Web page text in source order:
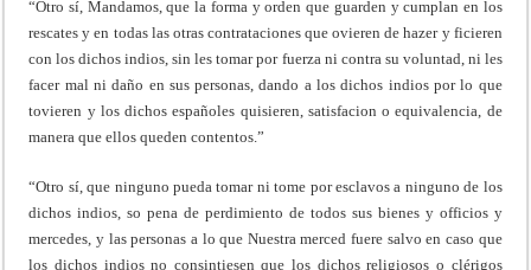
“Otro sí, Mandamos, que la forma y orden que guarden y cumplan en los
rescates y en todas las otras contrataciones que ovieren de hazer y ficieren
con los dichos indios, sin les tomar por fuerza ni contra su voluntad, ni les
facer mal ni daño en sus personas, dando a los dichos indios por lo que
tovieren y los dichos españoles quisieren, satisfacion o equivalencia, de
manera que ellos queden contentos.”
“Otro sí, que ninguno pueda tomar ni tome por esclavos a ninguno de los
dichos indios, so pena de perdimiento de todos sus bienes y officios y
mercedes, y las personas a lo que Nuestra merced fuere salvo en caso que
los dichos indios no consintiesen que los dichos religiosos o clérigos